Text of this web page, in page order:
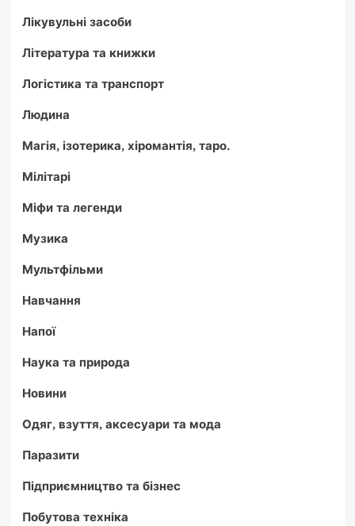
Лікувульні засоби
Література та книжки
Логістика та транспорт
Людина
Магія, ізотерика, хіромантія, таро.
Мілітарі
Міфи та легенди
Музика
Мультфільми
Навчання
Напої
Наука та природа
Новини
Одяг, взуття, аксесуари та мода
Паразити
Підприємництво та бізнес
Побутова техніка